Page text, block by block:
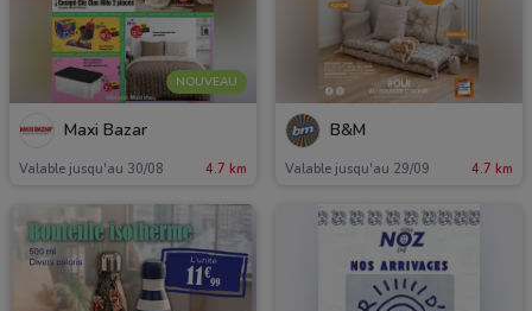
NOUVEAU
Maxi Bazar
Valable jusqu'au 30/08 4.7 km
B&M
Valable jusqu'au 29/09 4.7 km